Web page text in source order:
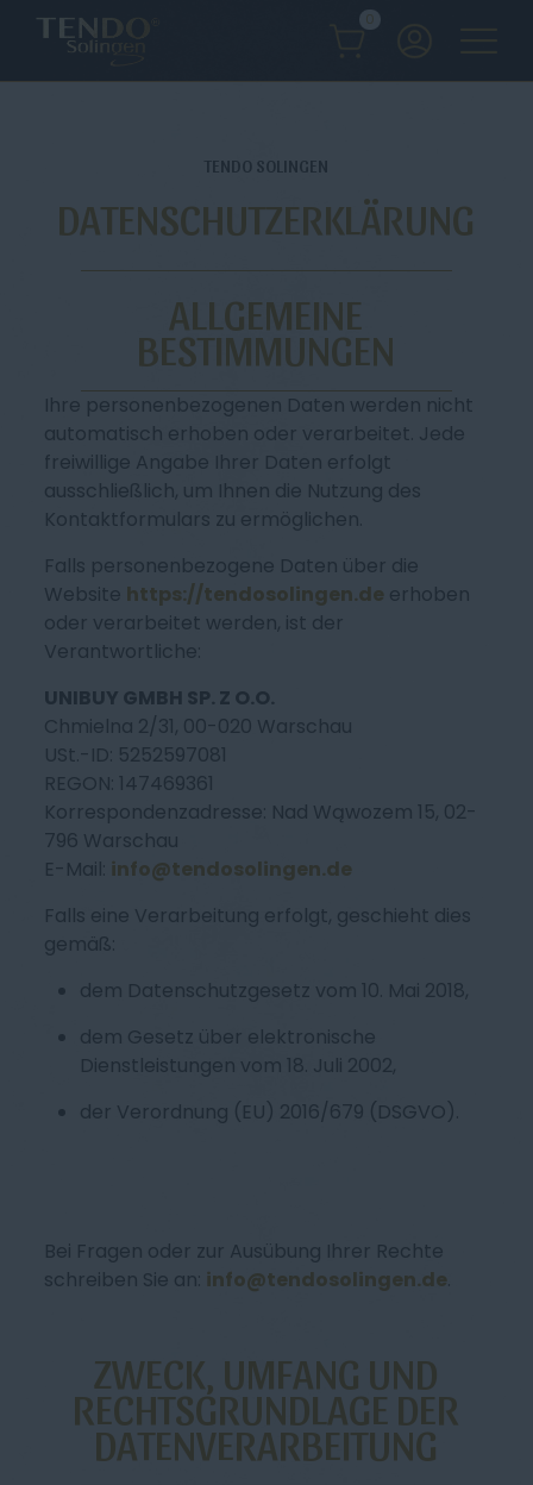
0
TENDO SOLINGEN
DATENSCHUTZERKLÄRUNG
ALLGEMEINE
BESTIMMUNGEN
Ihre personenbezogenen Daten werden nicht
automatisch erhoben oder verarbeitet. Jede
freiwillige Angabe Ihrer Daten erfolgt
ausschließlich, um Ihnen die Nutzung des
Kontaktformulars zu ermöglichen.
Falls personenbezogene Daten über die
Website https://tendosolingen.de erhoben
oder verarbeitet werden, ist der
Verantwortliche:
UNIBUY GMBH SP. Z O.O.
Chmielna 2/31, 00-020 Warschau
USt.-ID: 5252597081
REGON: 147469361
Korrespondenzadresse: Nad Wąwozem 15, 02-
796 Warschau
E-Mail: info@tendosolingen.de
Falls eine Verarbeitung erfolgt, geschieht dies
gemäß:
dem Datenschutzgesetz vom 10. Mai 2018,
dem Gesetz über elektronische
Dienstleistungen vom 18. Juli 2002,
der Verordnung (EU) 2016/679 (DSGVO).
Bei Fragen oder zur Ausübung Ihrer Rechte
schreiben Sie an: info@tendosolingen.de
ZWECK, UMFANG UND
RECHTSGRUNDLAGE DER
DATENVERARBEITUNG